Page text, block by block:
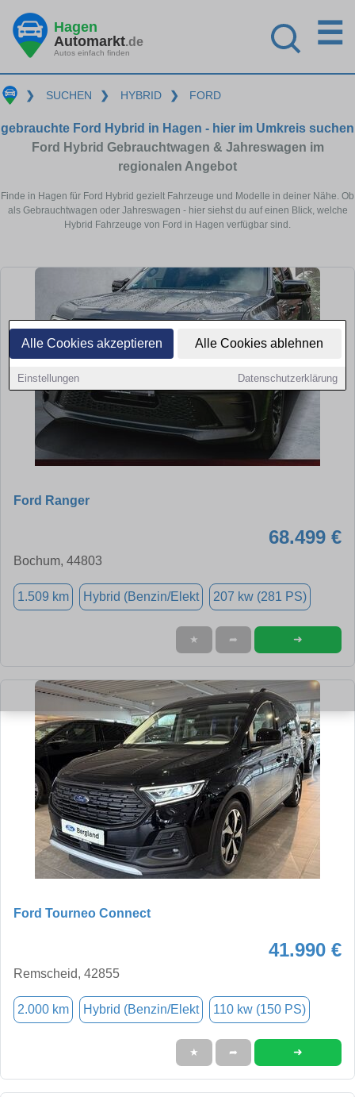
Alle Cookies akzeptieren Alle Cookies ablehnen
Einstellungen Datenschutzerklärung
Hagen
Automarkt.de
Autos einfach finden
☰
❯ SUCHEN ❯ HYBRID ❯ FORD
gebrauchte Ford Hybrid in Hagen - hier im Umkreis suchen
Ford Hybrid Gebrauchtwagen & Jahreswagen im
regionalen Angebot
Finde in Hagen für Ford Hybrid gezielt Fahrzeuge und Modelle in deiner Nähe. Ob
als Gebrauchtwagen oder Jahreswagen - hier siehst du auf einen Blick, welche
Hybrid Fahrzeuge von Ford in Hagen verfügbar sind.
Ford Ranger
68.499 €
Bochum, 44803
1.509 km Hybrid (Benzin/Elekt 207 kw (281 PS)
★ ➦ ➜
Ford Tourneo Connect
41.990 €
Remscheid, 42855
2.000 km Hybrid (Benzin/Elekt 110 kw (150 PS)
★ ➦ ➜